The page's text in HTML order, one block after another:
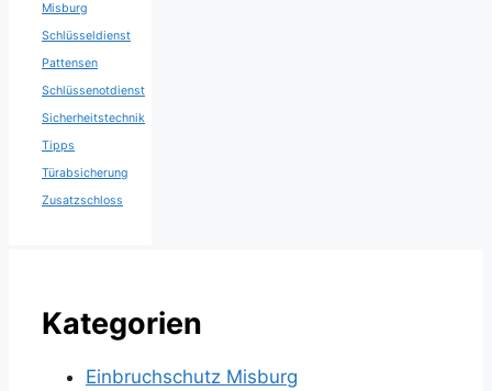
Misburg
Schlüsseldienst
Pattensen
Schlüssenotdienst
Sicherheitstechnik
Tipps
Türabsicherung
Zusatzschloss
Kategorien
Einbruchschutz Misburg